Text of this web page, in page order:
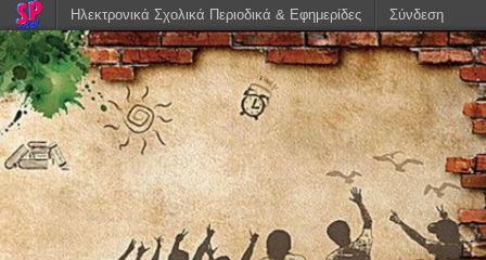
Ηλεκτρονικά Σχολικά Περιοδικά & Εφημερίδες Σύνδεση